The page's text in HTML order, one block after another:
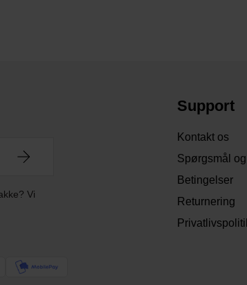
Vi
Support
Kontakt os
Spørgsmål
Betingelser
Returnering